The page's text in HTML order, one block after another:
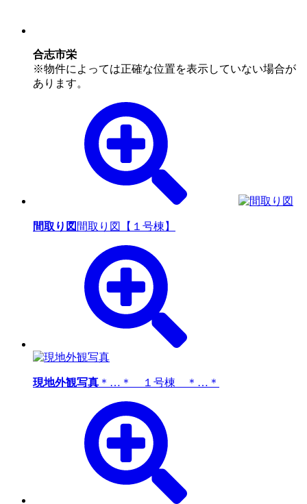
合志市栄
※物件によっては正確な位置を表示していない場合が
あります。
間取り図 間取り図【１号棟】
現地外観写真 ＊…＊ １号棟 ＊…＊